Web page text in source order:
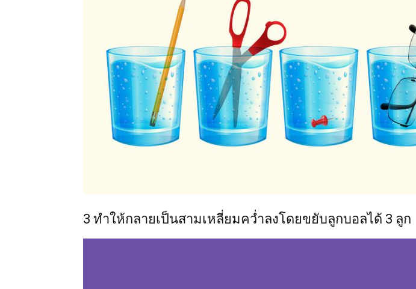
3 ทำให้กลายเป็นสามเหลี่ยมคว่ำลงโดยขยับลูกบอลได้ 3 ลูก